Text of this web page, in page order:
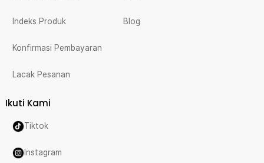
Indeks Produk
Konfirmasi Pembayaran
Lacak Pesanan
Blog
Ikuti Kami
Tiktok
Instagram